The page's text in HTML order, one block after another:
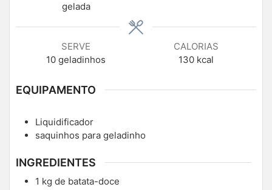
gelada
SERVE
10 geladinhos
CALORIAS
130 kcal
EQUIPAMENTO
Liquidificador
saquinhos para geladinho
INGREDIENTES
1 kg de batata-doce